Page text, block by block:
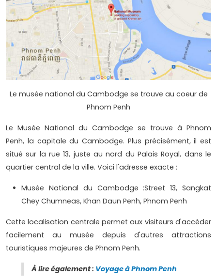
Le musée national du Cambodge se trouve au coeur de
Phnom Penh
Le Musée National du Cambodge se trouve à Phnom
Penh, la capitale du Cambodge. Plus précisément, il est
situé sur la rue 13, juste au nord du Palais Royal, dans le
quartier central de la ville. Voici l'adresse exacte :
Musée National du Cambodge :Street 13, Sangkat
Chey Chumneas, Khan Daun Penh, Phnom Penh
Cette localisation centrale permet aux visiteurs d'accéder
facilement au musée depuis d'autres attractions
touristiques majeures de Phnom Penh.
À lire également : Voyage à Phnom Penh